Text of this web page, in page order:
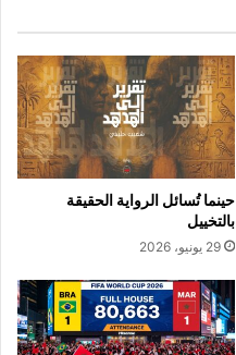
حينما تُسائل الرواية الحقيقة
بالتخييل
29 يونيو، 2026